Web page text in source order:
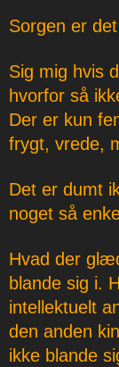
Sorgen er
Sig mig hvis
hvorfor så
Der er kun
frygt, vrede,
Det er dumt
noget så
Hvad der
blande sig i.
intellektuelt
den anden
ikke blande